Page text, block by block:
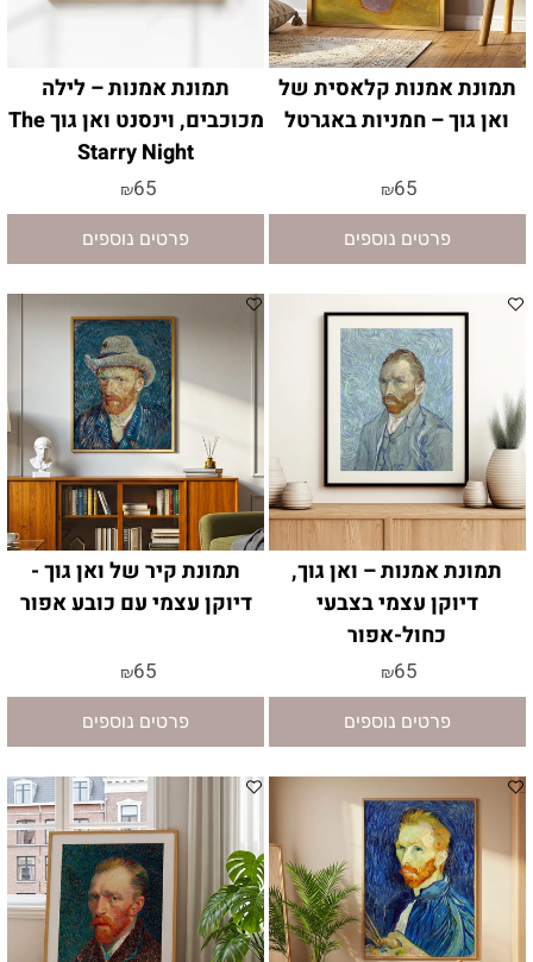
תמונת אמנות קלאסית של
ואן גוך – חמניות באגרטל
₪65
פרטים נוספים
תמונת אמנות – לילה
מכוכבים, וינסנט ואן גוך The
Starry Night
₪65
פרטים נוספים
תמונת אמנות – ואן גוך,
דיוקן עצמי בצבעי
כחול-אפור
₪65
פרטים נוספים
תמונת קיר של ואן גוך -
דיוקן עצמי עם כובע אפור
₪65
פרטים נוספים